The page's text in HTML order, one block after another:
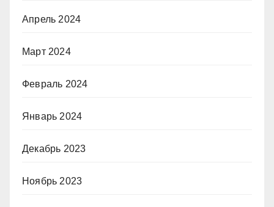
Апрель 2024
Март 2024
Февраль 2024
Январь 2024
Декабрь 2023
Ноябрь 2023